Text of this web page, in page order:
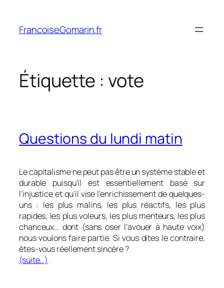
contenu
FrancoiseGomarin.fr
Étiquette : vote
Questions du lundi matin
Le capitalisme ne peut pas être un système stable et
durable puisqu’il est essentiellement basé sur
l’injustice et qu’il vise l’enrichissement de quelques-
uns : les plus malins, les plus réactifs, les plus
rapides, les plus voleurs, les plus menteurs, les plus
chanceux… dont (sans oser l’avouer à haute voix)
nous voulons faire partie. Si vous dites le contraire,
êtes-vous réellement sincère ?
(suite…)